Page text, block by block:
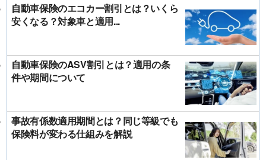
自動車保険のエコカー割引とは？いくら
安くなる？対象車と適用...
自動車保険のASV割引とは？適用の条
件や期間について
事故有係数適用期間とは？同じ等級でも
保険料が変わる仕組みを解説